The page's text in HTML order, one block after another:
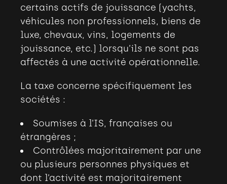
certains actifs de jouissance (yachts,
véhicules non professionnels, biens de
luxe, chevaux, vins, logements de
jouissance, etc.) lorsqu’ils ne sont pas
affectés à une activité opérationnelle.
La taxe concerne spécifiquement les
sociétés :
Soumises à l’IS, françaises ou
étrangères ;
Contrôlées majoritairement par une
ou plusieurs personnes physiques et
dont l’activité est majoritairement